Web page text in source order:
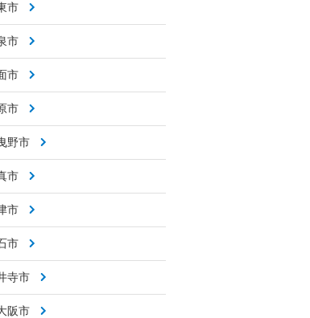
市
市
市
市
野市
市
市
市
寺市
阪市